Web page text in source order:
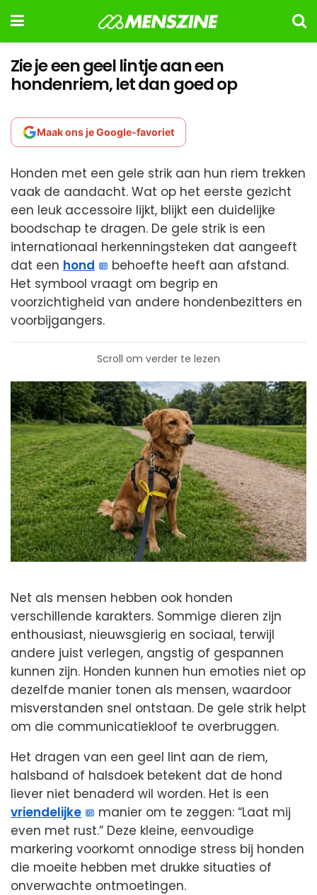
Zie je een geel lintje aan een
hondenriem, let dan goed op
Maak ons je Google-favoriet
Honden met een gele strik aan hun riem trekken
vaak de aandacht. Wat op het eerste gezicht
een leuk accessoire lijkt, blijkt een duidelijke
boodschap te dragen. De gele strik is een
internationaal herkenningsteken dat aangeeft
dat een hond
behoefte heeft aan afstand.
Het symbool vraagt om begrip en
voorzichtigheid van andere hondenbezitters en
voorbijgangers.
Scroll om verder te lezen
Net als mensen hebben ook honden
verschillende karakters. Sommige dieren zijn
enthousiast, nieuwsgierig en sociaal, terwijl
andere juist verlegen, angstig of gespannen
kunnen zijn. Honden kunnen hun emoties niet op
dezelfde manier tonen als mensen, waardoor
misverstanden snel ontstaan. De gele strik helpt
om die communicatiekloof te overbruggen.
Het dragen van een geel lint aan de riem,
halsband of halsdoek betekent dat de hond
liever niet benaderd wil worden. Het is een
vriendelijke
manier om te zeggen: “Laat mij
even met rust.” Deze kleine, eenvoudige
markering voorkomt onnodige stress bij honden
die moeite hebben met drukke situaties of
onverwachte ontmoetingen.